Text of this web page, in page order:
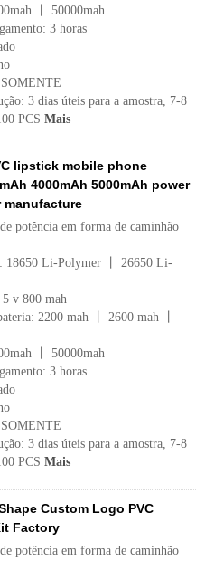
50000mah
3 horas
3 dias úteis para a amostra, 7-8
PCS Mais
lipstick mobile phone
4000mAh 5000mAh power
manufacture
potência em forma de caminhão
18650 Li-Polymer 丨 26650 Li-
5 v 800 mah
2200 mah 丨 2600 mah 丨
50000mah
3 horas
3 dias úteis para a amostra, 7-8
PCS Mais
Custom Logo PVC
Factory
potência em forma de caminhão